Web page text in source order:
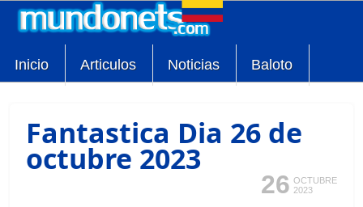
Inicio Articulos Noticias Baloto
Fantastica Dia 26 de
octubre 2023
26 OCTUBRE
2023